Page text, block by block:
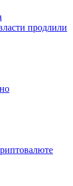
продлили